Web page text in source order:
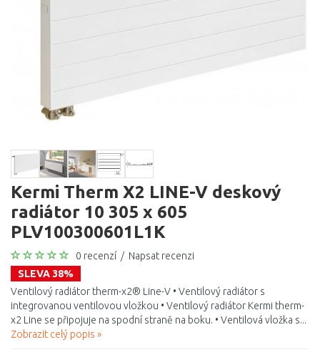
Kermi Therm X2 LINE-V deskový
radiátor 10 305 x 605
PLV100300601L1K
0 recenzí / Napsat recenzi
SLEVA 38%
Ventilový radiátor therm-x2® Line-V • Ventilový radiátor s
integrovanou ventilovou vložkou • Ventilový radiátor Kermi therm-
x2 Line se připojuje na spodní straně na boku. • Ventilová vložka s...
Zobrazit celý popis »